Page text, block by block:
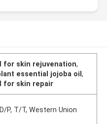
for skin rejuvenation,
essential jojoba oil,
for skin repair
P, T/T, Western Union